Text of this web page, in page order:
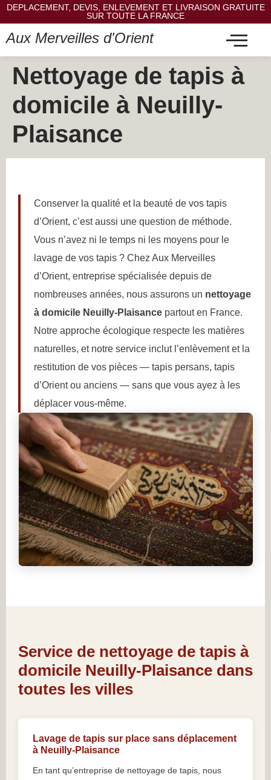
DEPLACEMENT, DEVIS, ENLEVEMENT ET LIVRAISON GRATUITE
SUR TOUTE LA FRANCE
Aux Merveilles d'Orient
Nettoyage de tapis à
domicile à Neuilly-
Plaisance
Conserver la qualité et la beauté de vos tapis
d’Orient, c’est aussi une question de méthode.
Vous n’avez ni le temps ni les moyens pour le
lavage de vos tapis ? Chez Aux Merveilles
d’Orient, entreprise spécialisée depuis de
nombreuses années, nous assurons un nettoyage
à domicile Neuilly-Plaisance partout en France.
Notre approche écologique respecte les matières
naturelles, et notre service inclut l’enlèvement et la
restitution de vos pièces — tapis persans, tapis
d’Orient ou anciens — sans que vous ayez à les
déplacer vous-même.
Service de nettoyage de tapis à
domicile Neuilly-Plaisance dans
toutes les villes
Lavage de tapis sur place sans déplacement
à Neuilly-Plaisance
En tant qu’entreprise de nettoyage de tapis, nous